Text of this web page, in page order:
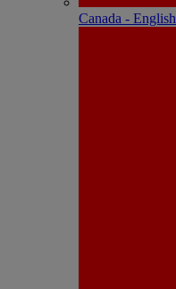
Canada - English